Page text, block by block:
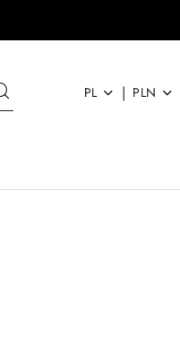
PL | PLN